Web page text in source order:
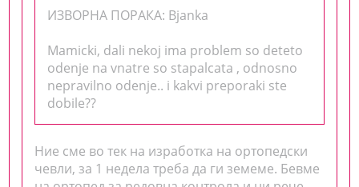
ИЗВОРНА ПОРАКА: Bjanka
Mamicki, dali nekoj ima problem so deteto
odenje na vnatre so stapalcata , odnosno
nepravilno odenje.. i kakvi preporaki ste
dobile??
Ние сме во тек на изработка на ортопедски
чевли, за 1 недела треба да ги земеме. Бевме